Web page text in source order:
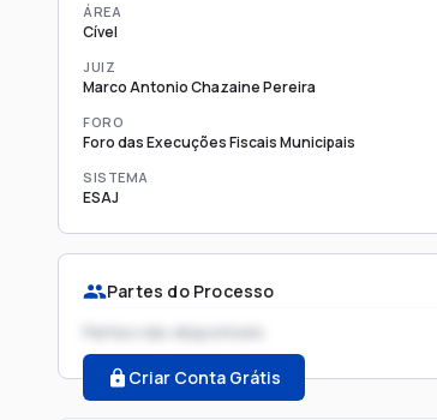
ÁREA
Cível
JUIZ
Marco Antonio Chazaine Pereira
FORO
Foro das Execuções Fiscais Municipais
SISTEMA
ESAJ
Partes do Processo
Partes não disponíveis
Criar Conta Grátis